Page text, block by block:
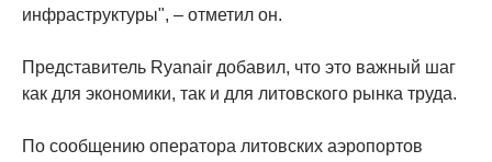
инфраструктуры", – отметил он.
Представитель Ryanair добавил, что это важный шаг
как для экономики, так и для литовского рынка труда.
По сообщению оператора литовских аэропортов